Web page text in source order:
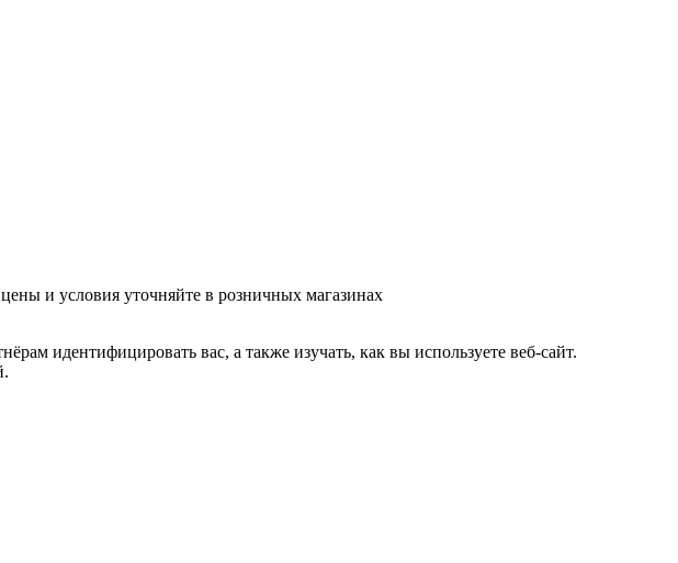
и условия уточняйте в розничных магазинах
идентифицировать вас, а также изучать, как вы используете веб-сайт.